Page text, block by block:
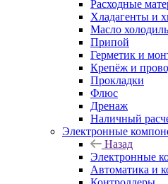
Расходные
Хладагенты и
Масло
Припой
Герметик и
Крепёж и
Прокладки
Флюс
Дренаж
Наличный
Электронные
Назад
Электронные
Автоматика и